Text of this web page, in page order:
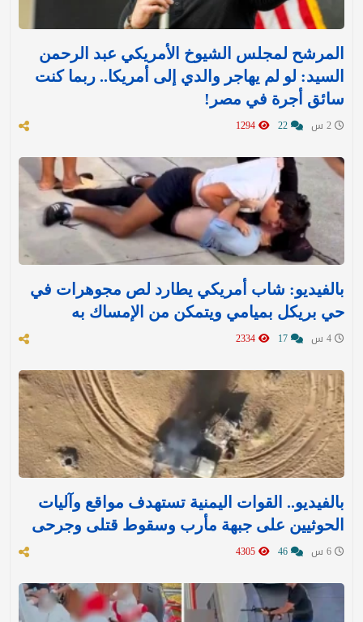
المرشح لمجلس الشيوخ الأمريكي عبد الرحمن
السيد: لو لم يهاجر والدي إلى أمريكا.. ربما كنت
سائق أجرة في مصر!
بالفيديو: شاب أمريكي يطارد لص مجوهرات في
حي بريكل بميامي ويتمكن من الإمساك به
بالفيديو.. القوات اليمنية تستهدف مواقع وآليات
الحوثيين على جبهة مأرب وسقوط قتلى وجرحى